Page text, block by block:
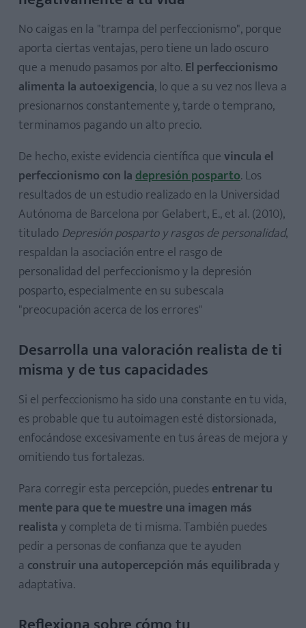
No caigas en la "trampa del perfeccionismo", porque
aporta ciertas ventajas, pero tiene un lado oscuro
que a menudo pasamos por alto. El perfeccionismo
alimenta la autoexigencia, lo que a su vez nos lleva a
presionarnos constantemente y, tarde o temprano,
terminamos pagando un alto precio.
De hecho, existe evidencia científica quevincula el
perfeccionismo con ladepresión posparto. Los
resultados de un estudio realizado en la Universidad
Autónoma de Barcelona por Gelabert, E., et al. (2010),
titulado Depresión posparto y rasgos de personalidad,
respaldan la asociación entre el rasgo de
personalidad del perfeccionismo y la depresión
posparto, especialmente en su subescala
"preocupación acerca de los errores"
Desarrolla una valoración realista de ti
misma y de tus capacidades
Si el perfeccionismo ha sido una constante en tu vida,
es probable que tu autoimagen esté distorsionada,
enfocándose excesivamente en tus áreas de mejora y
omitiendo tus fortalezas.
Para corregir esta percepción, puedes entrenar tu
mente para que te muestre una imagen más
realistay completa de ti misma. También puedes
pedir a personas de confianza que te ayuden
a construir una autopercepción más equilibraday
adaptativa.